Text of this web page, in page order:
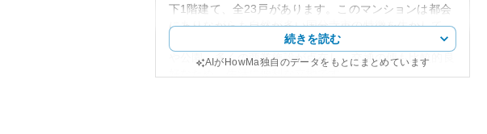
下1階建て、全23戸があります。このマンションは都会
にありながらも自然が多い国分寺市の特徴を生かして、
バランスの良い住環境を提供しています。周辺には大学
や公園、多くの商業施設が点在し、交通の便も比較的良
続きを読む
AIがHowMa独自のデータをもとにまとめています